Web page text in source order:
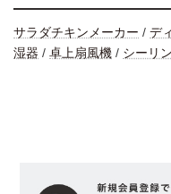
サラダチキンメーカー / デ
湿器 / 卓上扇風機 / シーリ